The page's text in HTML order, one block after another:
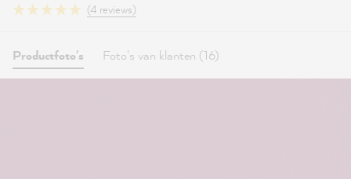
(4 reviews)
Productfoto's Foto's van klanten (16)